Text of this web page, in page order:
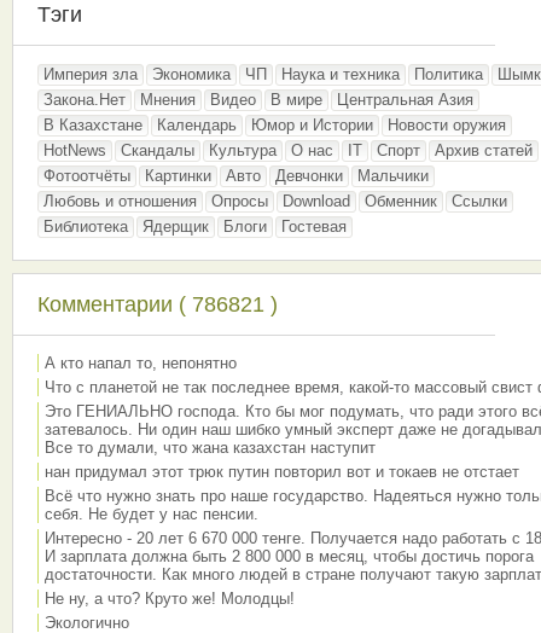
Тэги
Империя зла Экономика ЧП Наука и техника Политика
Закона.Нет
Мнения Видео В мире
Центральная Азия
В Казахстане
Календарь Юмор и Истории
Новости оружия
HotNews
Скандалы Культура О нас IT Спорт
Архив статей
Фотоотчёты
Картинки Авто Девчонки
Мальчики
Любовь и отношения
Опросы Download Обменник
Ссылки
Библиотека
Ядерщик Блоги Гостевая
Комментарии ( 786821 )
А кто напал то, непонятно
Что с планетой не так последнее время, какой-то массовый свист
Это ГЕНИАЛЬНО господа. Кто бы мог подумать, что ради этого
затевалось. Ни один наш шибко умный эксперт даже не
Все то думали, что жана казахстан наступит
нан придумал этот трюк путин повторил вот и токаев не отстает
Всё что нужно знать про наше государство. Надеяться нужно
себя. Не будет у нас пенсии.
Интересно - 20 лет 6 670 000 тенге. Получается надо работать с
И зарплата должна быть 2 800 000 в месяц, чтобы достичь порога
достаточности. Как много людей в стране получают такую
Не ну, а что? Круто же! Молодцы!
Экологично